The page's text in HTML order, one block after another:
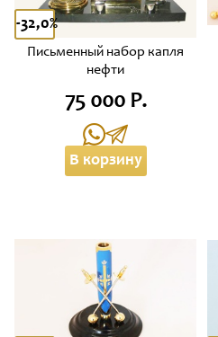
Письменный набор капля
нефти
-32,0%
75 000 Р.
В корзину